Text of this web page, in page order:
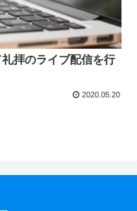
拝のライブ配信を行
2020.05.20